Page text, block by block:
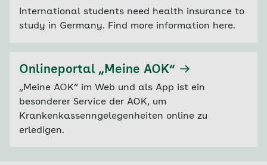
International students need health insurance to
study in Germany. Find more information here.
Onlineportal „Meine AOK“
„Meine AOK“ im Web und als App ist ein
besonderer Service der AOK, um
Krankenkassenngelegenheiten online zu
erledigen.